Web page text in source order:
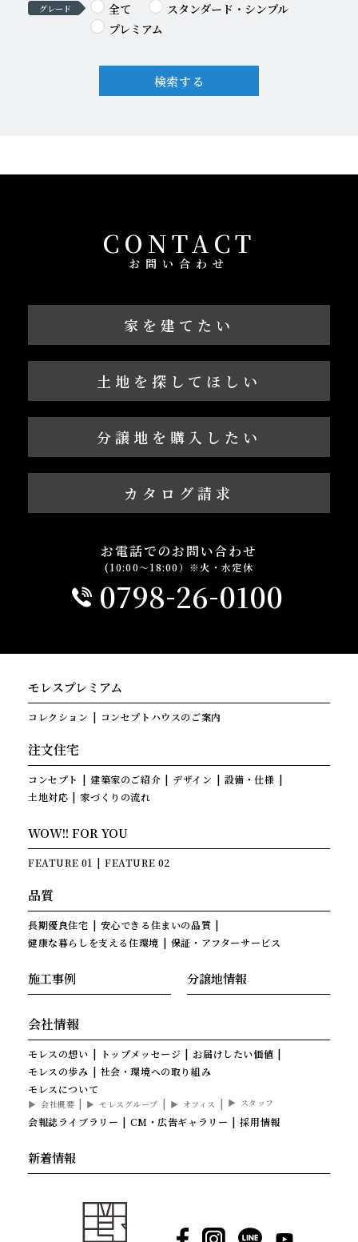
グレード 全て
スタンダード・シンプル
プレミアム
検索する
CONTACT
お問い合わせ
家を建てたい
土地を探してほしい
分譲地を購入したい
カタログ請求
お電話でのお問い合わせ
(10:00～18:00）※火・水定休
0798-26-0100
モレスプレミアム
コレクション コンセプトハウスのご案内
注文住宅
コンセプト 建築家のご紹介 デザイン
設備・仕様
土地対応
家づくりの流れ
WOW!! FOR YOU
FEATURE 01 FEATURE 02
品質
長期優良住宅
安心できる住まいの品質
健康な暮らしを支える住環境
保証・アフターサービス
施工事例 分譲地情報
会社情報
モレスの想い トップメッセージ
お届けしたい価値
モレスの歩み
社会・環境への取り組み
モレスについて
会社概要 モレスグループ オフィス スタッフ
会報誌ライブラリー CM・広告ギャラリー 採用情報
新着情報
Facebook
Instagram
LINE